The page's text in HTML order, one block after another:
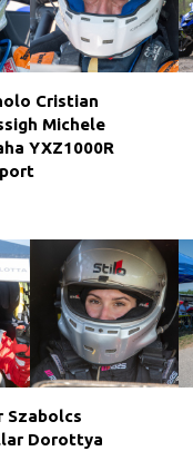
Cristian
Michele
YXZ1000R
Szabolcs
Dorottya